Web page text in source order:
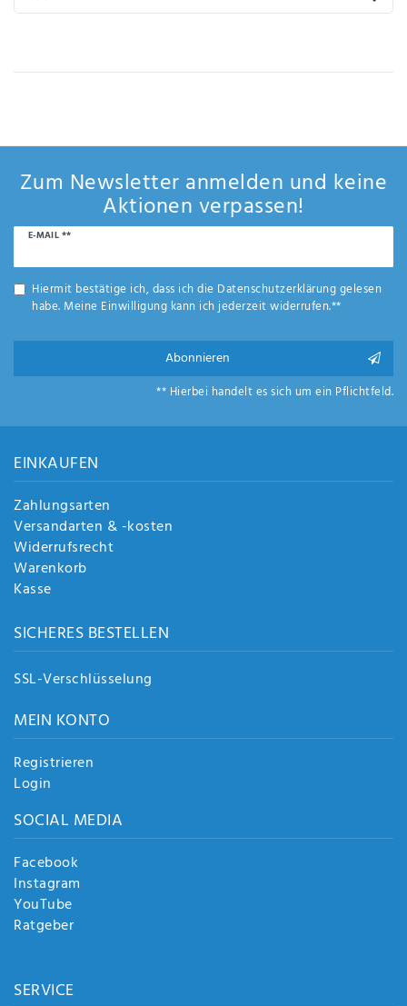
bestätige
ich die
Daten­
schutz­
gelesen
e
sen
n
Zum Newsletter anmelden und keine
Aktionen verpassen!
E-MAIL **
Newsletter
Hiermit bestätige ich, dass ich die Daten­schutz­erklärunggelesen
habe. Meine Einwilligung kann ich jederzeit widerrufen.**
Abonnieren
** Hierbei handelt es sich um ein Pflichtfeld.
EINKAUFEN
Zahlungsarten
Versandarten & -kosten
Widerrufsrecht
Warenkorb
Kasse
SICHERES BESTELLEN
SSL-Verschlüsselung
MEIN KONTO
Registrieren
Login
SOCIAL MEDIA
Facebook
Instagram
YouTube
Ratgeber
SERVICE